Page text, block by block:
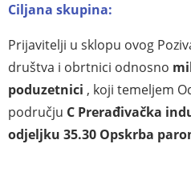
Ciljana skupina:
Prijavitelji u sklopu ovog
društva i obrtnici odnosno
poduzetnici , koji temeljem
području C Prerađivačka
odjeljku 35.30 Opskrba